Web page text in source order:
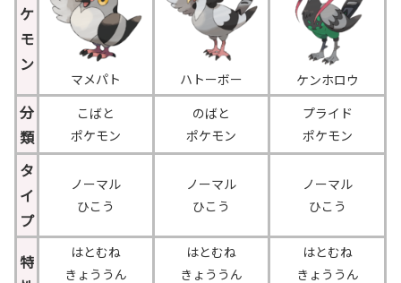
ケ
モ
ン
マメパト ハトーボー ケンホロウ
分
類
こばと
ポケモン
のばと
ポケモン
プライド
ポケモン
タ
イ
プ
ノーマル
ひこう
ノーマル
ひこう
ノーマル
ひこう
特
はとむね
きょううん
はとむね
きょううん
はとむね
きょううん